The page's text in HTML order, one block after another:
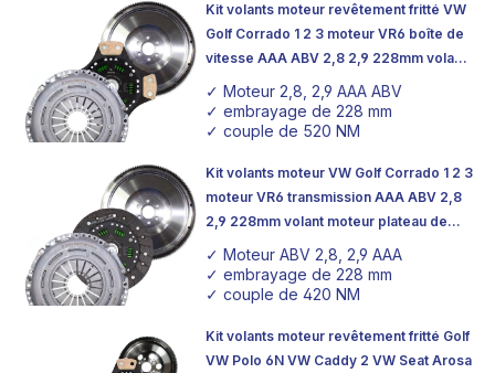
Kit volants moteur revêtement fritté VW
Golf Corrado 1 2 3 moteur VR6 boîte de
vitesse AAA ABV 2,8 2,9 228mm volant
moteur plateau de pression
d'embrayage
✓ Moteur 2,8, 2,9 AAA ABV
✓ embrayage de 228 mm
✓ couple de 520 NM
Kit volants moteur VW Golf Corrado 1 2 3
moteur VR6 transmission AAA ABV 2,8
2,9 228mm volant moteur plateau de
pression d'embrayage organique
✓ Moteur ABV 2,8, 2,9 AAA
✓ embrayage de 228 mm
✓ couple de 420 NM
Kit volants moteur revêtement fritté Golf
VW Polo 6N VW Caddy 2 VW Seat Arosa